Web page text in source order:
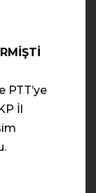
PTT’ye
İl